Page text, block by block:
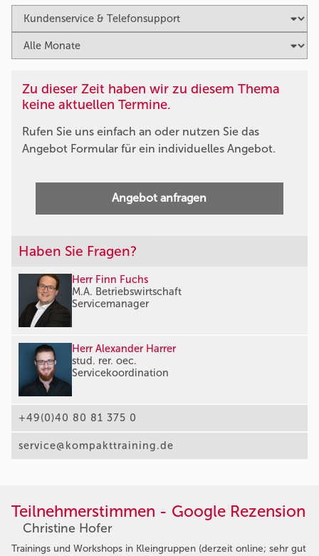
Zu dieser Zeit haben wir zu diesem Thema
keine aktuellen Termine.
Rufen Sie uns einfach an oder nutzen Sie das
Angebot Formular für ein individuelles Angebot.
Angebot anfragen
Haben Sie Fragen?
Herr Finn Fuchs
M.A. Betriebswirtschaft
Servicemanager
Herr Alexander Harrer
stud. rer. oec.
Servicekoordination
+49(0)40 80 81 375 0
service@kompakttraining.de
Teilnehmerstimmen - Google Rezension
Christine Hofer
Trainings und Workshops in Kleingruppen (derzeit online; sehr gut